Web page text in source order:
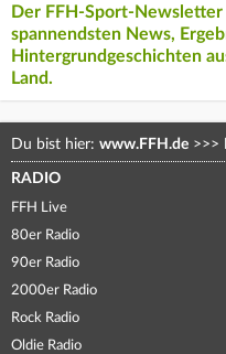
Der FFH-Sport-
spannendsten News,
Hintergrundgeschichten
Land.
Du bist hier: www.FFH.de >>>
RADIO
FFH Live
80er Radio
90er Radio
2000er Radio
Rock Radio
Oldie Radio